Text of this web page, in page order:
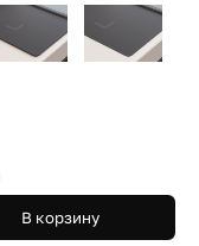
В корзину